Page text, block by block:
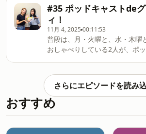
情」まで、、、、、、。
の・買って後悔したもの」とい
でトーク。二人の生活感あふれ
をご堪能ください。話は、ネッ
ピングのコツにまで、、、、、
#35 ポッドキャストde
ィ！
11月 4, 2025 00:11:53
普段は、月・火曜と、水・木曜
おしゃべりしている2人が、ポ
みよう Vol.5！！」今回遊んでみ
「ぽぺぷぴっぱLite」。ひらがな
が書かれたカードを神経衰弱の
っくり返し、ひっくり返したカ
ったようで、苦労している二人
さらにエピソードを読み
おすすめ